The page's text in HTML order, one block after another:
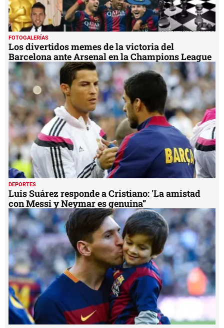
FOTOGALERÍAS
Los divertidos memes de la victoria del
Barcelona ante Arsenal en la Champions League
DEPORTES
Luis Suárez responde a Cristiano: 'La amistad
con Messi y Neymar es genuina”